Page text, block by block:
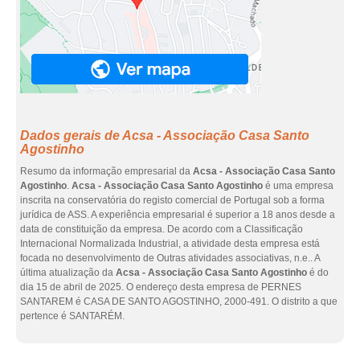
Dados gerais de Acsa - Associação Casa Santo
Agostinho
Resumo da informação empresarial da Acsa - Associação Casa Santo
Agostinho. Acsa - Associação Casa Santo Agostinho é uma empresa
inscrita na conservatória do registo comercial de Portugal sob a forma
jurídica de ASS. A experiência empresarial é superior a 18 anos desde a
data de constituição da empresa. De acordo com a Classificação
Internacional Normalizada Industrial, a atividade desta empresa está
focada no desenvolvimento de Outras atividades associativas, n.e.. A
última atualização da Acsa - Associação Casa Santo Agostinho é do
dia 15 de abril de 2025. O endereço desta empresa de PERNES
SANTAREM é CASA DE SANTO AGOSTINHO, 2000-491. O distrito a que
pertence é SANTARÉM.